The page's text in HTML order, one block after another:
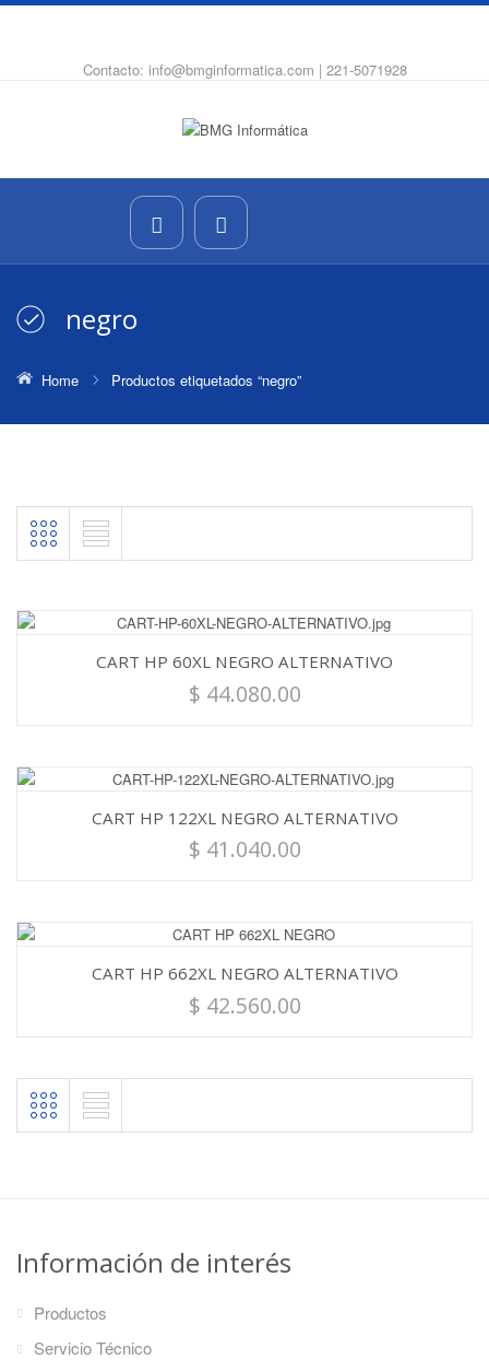
Contacto: info@bmginformatica.com | 221-5071928
negro
Home Productos etiquetados “negro”
CART HP 60XL NEGRO ALTERNATIVO
$ 44.080.00
CART HP 122XL NEGRO ALTERNATIVO
$ 41.040.00
CART HP 662XL NEGRO ALTERNATIVO
$ 42.560.00
Información de interés
Productos
Servicio Técnico